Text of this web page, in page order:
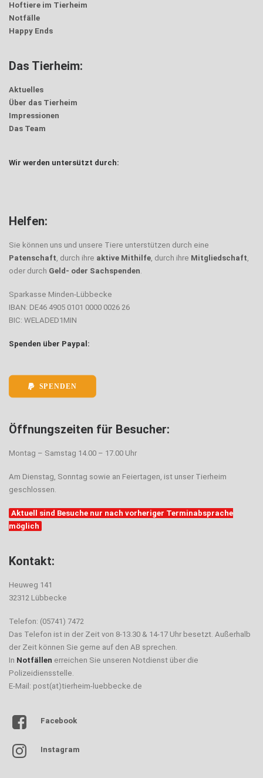
Hoftiere im Tierheim
Notfälle
Happy Ends
Das Tierheim:
Aktuelles
Über das Tierheim
Impressionen
Das Team
Wir werden untersützt durch:
Helfen:
Sie können uns und unsere Tiere unterstützen durch eine
Patenschaft, durch ihre aktive Mithilfe, durch ihre Mitgliedschaft,
oder durch Geld- oder Sachspenden.
Sparkasse Minden-Lübbecke
IBAN: DE46 4905 0101 0000 0026 26
BIC: WELADED1MIN
Spenden über Paypal:
SPENDEN
Öffnungszeiten für Besucher:
Montag – Samstag 14.00 – 17.00 Uhr
Am Dienstag, Sonntag sowie an Feiertagen, ist unser Tierheim
geschlossen.
Aktuell sind Besuche nur nach vorheriger Terminabsprache
möglich
Kontakt:
Heuweg 141
32312 Lübbecke
Telefon: (05741) 7472
Das Telefon ist in der Zeit von 8-13.30 & 14-17 Uhr besetzt. Außerhalb
der Zeit können Sie gerne auf den AB sprechen.
In Notfällen erreichen Sie unseren Notdienst über die
Polizeidiensstelle.
E-Mail: post(at)tierheim-luebbecke.de
Facebook
Instagram